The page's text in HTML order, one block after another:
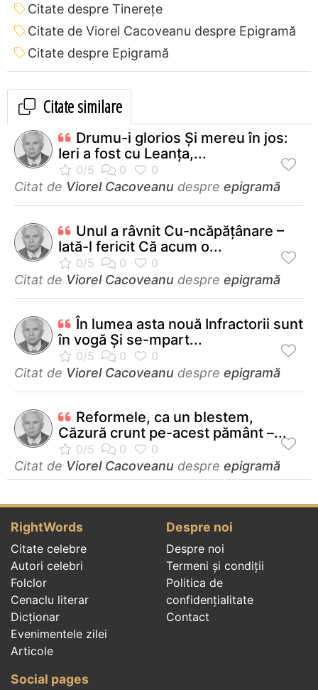
Citate despre Tinerețe
Citate de Viorel Cacoveanu despre Epigramă
Citate despre Epigramă
Citate similare
Drumu-i glorios Şi mereu în jos:
Ieri a fost cu Leanţa,...
Citat de Viorel Cacoveanu despre epigramă
Unul a râvnit Cu-ncăpăţânare –
Iată-l fericit Că acum o...
Citat de Viorel Cacoveanu despre epigramă
În lumea asta nouă Infractorii sunt
în vogă Şi se-mpart...
Citat de Viorel Cacoveanu despre epigramă
Reformele, ca un blestem,
Căzură crunt pe-acest pământ –...
Citat de Viorel Cacoveanu despre epigramă
RightWords
Citate celebre
Autori celebri
Folclor
Cenaclu literar
Dicționar
Evenimentele zilei
Articole
Despre noi
Despre noi
Termeni și condiții
Politica de
confidenţialitate
Contact
Social pages